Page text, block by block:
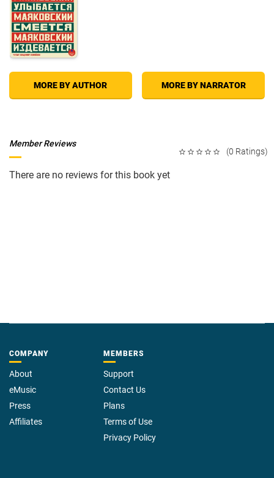
MORE BY AUTHOR MORE BY NARRATOR
(0 Ratings)
Member Reviews
There are no reviews for this book yet
COMPANY
About
eMusic
Press
Affiliates
MEMBERS
Support
Contact Us
Plans
Terms of Use
Privacy Policy